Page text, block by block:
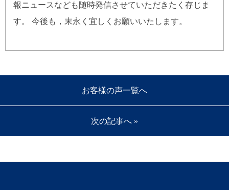
報ニュースなども随時発信させていただきたく存じま
す。 今後も，末永く宜しくお願いいたします。
お客様の声一覧へ
次の記事へ »